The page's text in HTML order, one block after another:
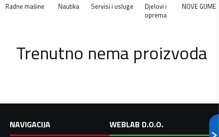
Radne mašine Nautika Servisi i usluge
Djelovi i
oprema
NOVE GUME
Trenutno nema proizvoda
NAVIGACIJA
WEBLAB D.O.O.